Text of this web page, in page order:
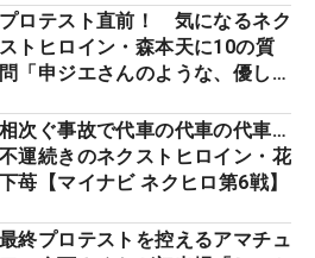
プロテスト直前！ 気になるネク
ストヒロイン・森本天に10の質
問「申ジエさんのような、優しく
になりたいです」
相次ぐ事故で代車の代車の代車…
不運続きのネクストヒロイン・花
下苺【マイナビ ネクヒロ第6戦】
最終プロテストを控えるアマチュ